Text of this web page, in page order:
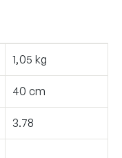
1,05 kg
40 cm
3.78